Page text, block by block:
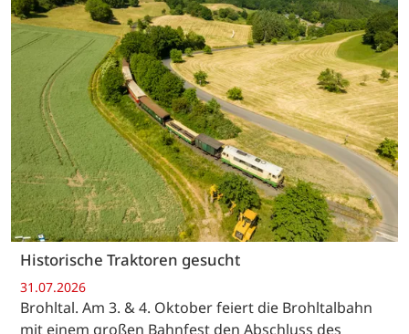
Historische Traktoren gesucht
31.07.2026
Brohltal. Am 3. & 4. Oktober feiert die Brohltalbahn
mit einem großen Bahnfest den Abschluss des